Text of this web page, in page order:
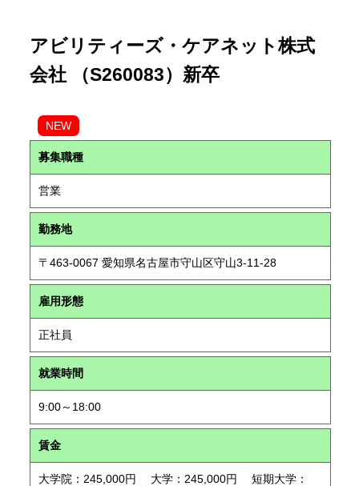
アビリティーズ・ケアネット株式
会社 （S260083）新卒
NEW
募集職種
営業
勤務地
〒463-0067 愛知県名古屋市守山区守山3-11-28
雇用形態
正社員
就業時間
9:00～18:00
賃金
大学院：245,000円 大学：245,000円 短期大学：